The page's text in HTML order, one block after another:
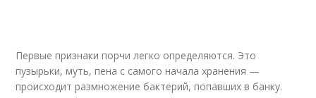
Первые признаки порчи легко определяются. Это
пузырьки, муть, пена с самого начала хранения —
происходит размножение бактерий, попавших в банку.